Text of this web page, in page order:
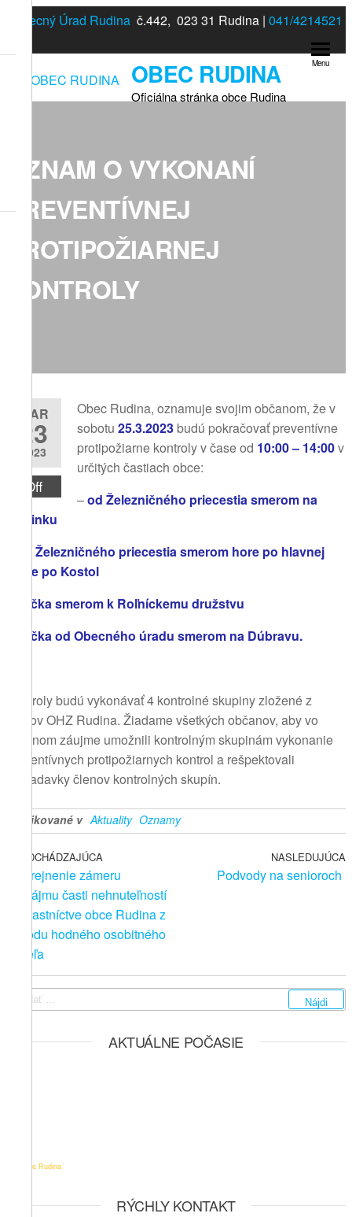
Preskočiť
obsah
Obecný Úrad Rudina č.442, 023 31 Rudina | 041/4214521
OBEC RUDINA
Oficiálna stránka obce Rudina
Menu
OZNAM O VYKONANÍ
PREVENTÍVNEJ
PROTIPOŽIARNEJ
KONTROLY
MAR
23
2023
Off
Obec Rudina, oznamuje svojim občanom, že v
sobotu 25.3.2023 budú pokračovať preventívne
protipožiarne kontroly v čase od 10:00 – 14:00v
určitých častiach obce:
–od Železničného priecestia smerom na
Rudinku
– od Železničného priecestia smerom hore po hlavnej
ceste po Kostol
– ulička smerom k Roľníckemu družstvu
– ulička od Obecného úradu smerom na Dúbravu.
Kontroly budú vykonávať 4 kontrolné skupiny zložené z
členov OHZ Rudina. Žiadame všetkých občanov, aby vo
vlastnom záujme umožnili kontrolným skupinám vykonanie
preventívnych protipožiarnych kontrol a rešpektovali
požiadavky členov kontrolných skupín.
Publikované v Aktuality Oznamy
Navigácia
článku
Predchádzajúci
príspevok
PREDCHÁDZAJÚCA
Zverejnenie zámeru
prenájmu časti nehnuteľností
vo vlastníctve obce Rudina z
dôvodu hodného osobitného
zreteľa
NASLEDUJÚCA
Podvody na senioroch
Hľadať:
AKTUÁLNE POČASIE
Počasie Rudina
RÝCHLY KONTAKT